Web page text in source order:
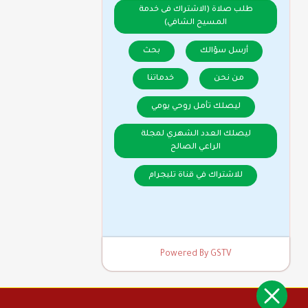
طلب صلاة (الاشتراك فى خدمة
المسيح الشافي)
أرسل سؤالك بحث
من نحن خدماتنا
ليصلك تأمل روحي يومي
ليصلك العدد الشهري لمجلة
الراعي الصالح
للاشتراك في قناة تليجرام
Powered By GSTV